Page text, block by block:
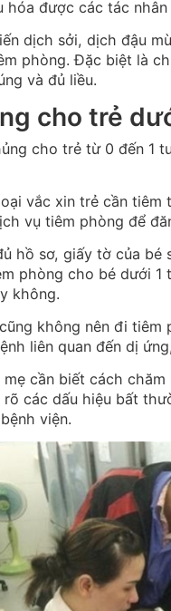
hóa được các tác nhân
dịch sởi, dịch đậu
phòng. Đặc biệt là
và đủ liều.
cho trẻ
cho trẻ từ 0 đến 1
vắc xin trẻ cần
vụ tiêm phòng để
hồ sơ, giấy tờ của
phòng cho bé dưới
không.
không nên đi tiêm
liên quan đến dị
cần biết cách
rõ các dấu hiệu bất
viện.